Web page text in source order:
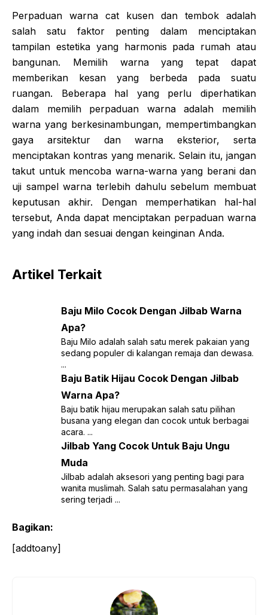
Perpaduan warna cat kusen dan tembok adalah
salah satu faktor penting dalam menciptakan
tampilan estetika yang harmonis pada rumah atau
bangunan. Memilih warna yang tepat dapat
memberikan kesan yang berbeda pada suatu
ruangan. Beberapa hal yang perlu diperhatikan
dalam memilih perpaduan warna adalah memilih
warna yang berkesinambungan, mempertimbangkan
gaya arsitektur dan warna eksterior, serta
menciptakan kontras yang menarik. Selain itu, jangan
takut untuk mencoba warna-warna yang berani dan
uji sampel warna terlebih dahulu sebelum membuat
keputusan akhir. Dengan memperhatikan hal-hal
tersebut, Anda dapat menciptakan perpaduan warna
yang indah dan sesuai dengan keinginan Anda.
Artikel Terkait
Baju Milo Cocok Dengan Jilbab Warna
Apa?
Baju Milo adalah salah satu merek pakaian yang
sedang populer di kalangan remaja dan dewasa.
...
Baju Batik Hijau Cocok Dengan Jilbab
Warna Apa?
Baju batik hijau merupakan salah satu pilihan
busana yang elegan dan cocok untuk berbagai
acara. ...
Jilbab Yang Cocok Untuk Baju Ungu
Muda
Jilbab adalah aksesori yang penting bagi para
wanita muslimah. Salah satu permasalahan yang
sering terjadi ...
Bagikan:
[addtoany]